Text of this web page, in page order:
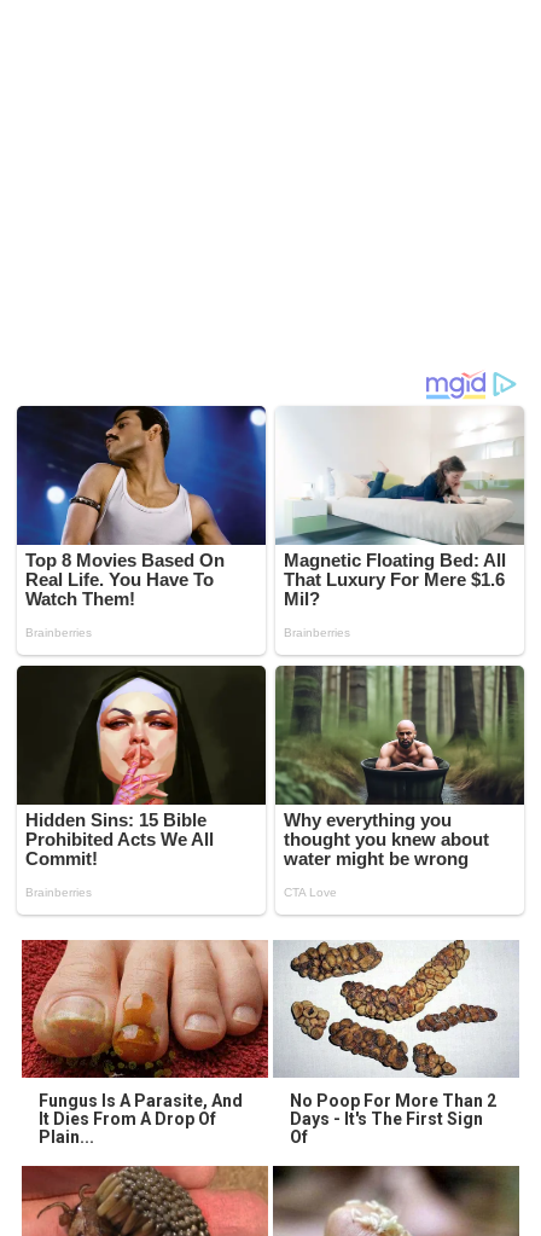
Fungus Is A Parasite, And
It Dies From A Drop Of
Plain...
No Poop For More Than 2
Days - It's The First Sign
Of